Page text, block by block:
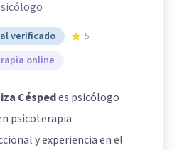
verificado
5
online
Céspedes psicólogo
psicoterapia
y experiencia en el